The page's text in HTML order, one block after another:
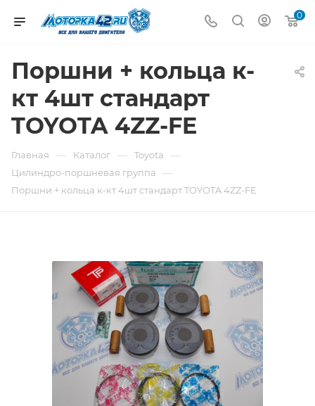
0
Поршни + кольца к-
кт 4шт стандарт
TOYOTA 4ZZ-FE
Главная — Каталог — Toyota —
Цилиндро-поршневая группа —
Поршни + кольца к-кт 4шт стандарт TOYOTA 4ZZ-FE